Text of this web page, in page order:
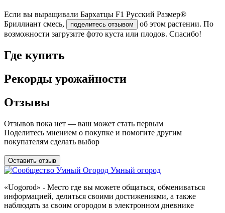
Если вы выращивали Бархатцы F1 Русский Размер®
Бриллиант смесь,
поделитесь отзывом
об этом растении. По
возможности загрузите фото куста или плодов. Спасибо!
Где купить
Рекорды урожайности
Отзывы
Отзывов пока нет — ваш может стать первым
Поделитесь мнением о покупке и помогите другим
покупателям сделать выбор
Оставить отзыв
Умный огород
«Uogorod» - Место где вы можете общаться, обмениваться
информацией, делиться своими достижениями, а также
наблюдать за своим огородом в электронном дневнике